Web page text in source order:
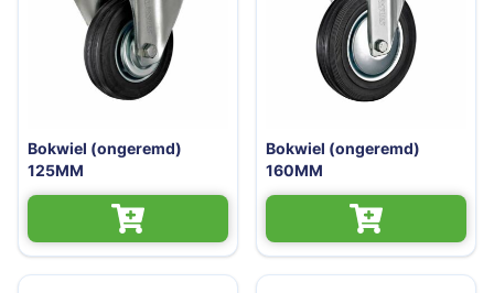
Bokwiel (ongeremd)
125MM
Bokwiel (ongeremd)
160MM